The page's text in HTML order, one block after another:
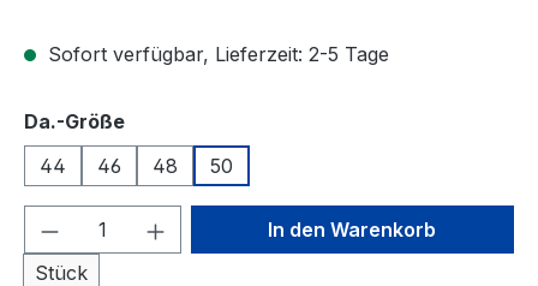
Sofort verfügbar, Lieferzeit: 2-5 Tage
Da.-Größeauswählen
44
46 48 50
Produkt Anzahl: Gib den
Stück
In den Warenkorb